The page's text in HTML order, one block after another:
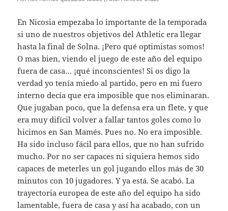
En Nicosia empezaba lo importante de la temporada
si uno de nuestros objetivos del Athletic era llegar
hasta la final de Solna. ¡Pero qué optimistas somos!
O mas bien, viendo el juego de este año del equipo
fuera de casa… ¡qué inconscientes! Si os digo la
verdad yo tenía miedo al partido, pero en mi fuero
interno decía que era imposible que nos eliminaran.
Que jugaban poco, que la defensa era un flete, y que
era muy difícil volver a fallar tantos goles como lo
hicimos en San Mamés. Pues no. No era imposible.
Ha sido incluso fácil para ellos, que no han sufrido
mucho. Por no ser capaces ni siquiera hemos sido
capaces de meterles un gol jugando ellos más de 30
minutos con 10 jugadores. Y ya está. Se acabó. La
trayectoria europea de este año del equipo ha sido
lamentable, fuera de casa y así ha acabado, con un